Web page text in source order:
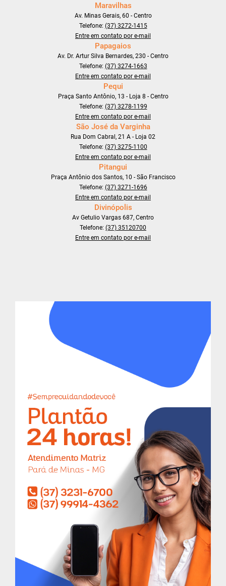
Maravilhas
Av. Minas Gerais, 60 - Centro
Telefone: (37) 3272-1415
Entre em contato por e-mail
Papagaios
Av. Dr. Artur Silva Bernardes, 230 - Centro
Telefone: (37) 3274-1663
Entre em contato por e-mail
Pequi
Praça Santo Antônio, 13 - Loja 8 - Centro
Telefone: (37) 3278-1199
Entre em contato por e-mail
São José da Varginha
Rua Dom Cabral, 21 A - Loja 02
Telefone: (37) 3275-1100
Entre em contato por e-mail
Pitangui
Praça Antônio dos Santos, 10 - São Francisco
Telefone: (37) 3271-1696
Entre em contato por e-mail
Divinópolis
Av Getulio Vargas 687, Centro
Telefone: (37) 35120700
Entre em contato por e-mail